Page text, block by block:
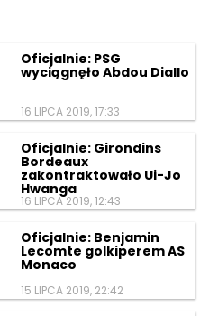
Oficjalnie: PSG
wyciągnęło Abdou Diallo
16 LIPCA 2019, 17:33
Oficjalnie: Girondins
Bordeaux
zakontraktowało Ui-Jo
Hwanga
16 LIPCA 2019, 12:43
Oficjalnie: Benjamin
Lecomte golkiperem AS
Monaco
15 LIPCA 2019, 22:42